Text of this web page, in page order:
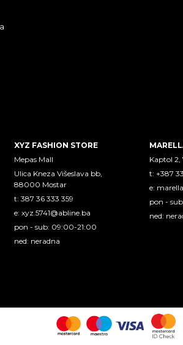
XYZ FASHION STORE
Mepas Mall
Ulica Kneza Višeslava bb,
88000 Mostar
t: 387 36 333 359
e:xyz.5741@abline.ba
pon - sub: 09:00-21:00
ned: neradna
Kaptol 2,
t: +387
e:
pon -
ned: